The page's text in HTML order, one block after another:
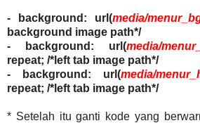
- background: url(media/
background image path*/
- background: url(media/
repeat; /*left tab image path*/
- background: url(media/
repeat; /*left tab image path*/
* Setelah itu ganti kode yang